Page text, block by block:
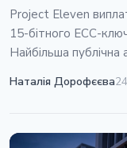
Project Eleven
15-бітного ECC-
Найбільша
Наталія Дорофєєва